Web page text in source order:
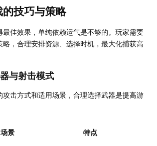
技巧与策略
最佳效果，单纯依赖运气是不够的。玩家需要
，合理安排资源、选择时机，最大化捕获高
与射击模式
攻击方式和适用场景，合理选择武器是提高游
景 特点